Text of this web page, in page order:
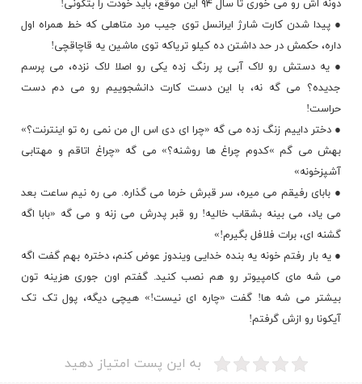
دونه اش رو می خوری تا سال ۹۴ این موقع، باید خودت را بتکونی!
● پیدا شدن کارت شارژ ایرانسل توی جیب مرد متاهلی که خط همراه اول
داره، حکمش در حد داشتن ده کیلو تریاکه توی ماشین یه قاچاقچی!
● یه دستش رو لاک آبی پر رنگ زده یکی رو اصلا لاک نزده، می پرسم
جدیده؟ می گه نه، با این دست کارت دانشجوییم رو می دم دست
حراست!
● دختر داییم زنگ زده می گه «چرا ای دی اس ال من نمی ره تو اینترنت؟»
بهش می گم »کدوم چراغ ها روشنه؟» می گه «چراغ اتاقم و مهتابی
آشپزخونه»
● بابای رفیقم می میره، سر قبرش خرما می گذاره. می ره نیم ساعت بعد
می یاد، می بینه بشقاب خالیه! رو قبر پدرش می زنه و می گه «بابا اگه
گشنه ای، برات فلافل بگیرم!»
● یه بار رفتم خونه یه بنده خدایی ویندوز عوض کنم، دختره بهم گفت اگه
می شه مای کامپیوتر رو هم نصب کنید. گفتم اون جوری هزینه تون
بیشتر می شه ها! گفت «چاره ای نیست!» هیچی دیگه، پول تک تک
آیکونا رو ازش گرفتم!
به این پست امتیاز دهید